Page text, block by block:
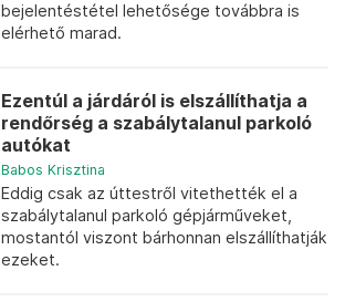
bejelentéstétel lehetősége továbbra is
elérhető marad.
Ezentúl a járdáról is elszállíthatja a
rendőrség a szabálytalanul parkoló
autókat
Babos Krisztina
Eddig csak az úttestről vitethették el a
szabálytalanul parkoló gépjárműveket,
mostantól viszont bárhonnan elszállíthatják
ezeket.